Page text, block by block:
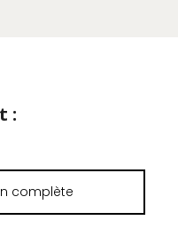
:
complète